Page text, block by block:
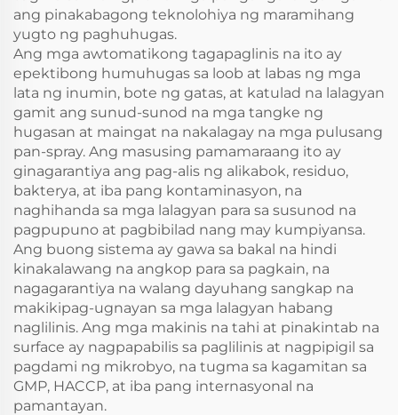
ang pinakabagong teknolohiya ng maramihang
yugto ng paghuhugas.
Ang mga awtomatikong tagapaglinis na ito ay
epektibong humuhugas sa loob at labas ng mga
lata ng inumin, bote ng gatas, at katulad na lalagyan
gamit ang sunud-sunod na mga tangke ng
hugasan at maingat na nakalagay na mga pulusang
pan-spray. Ang masusing pamamaraang ito ay
ginagarantiya ang pag-alis ng alikabok, residuo,
bakterya, at iba pang kontaminasyon, na
naghihanda sa mga lalagyan para sa susunod na
pagpupuno at pagbibilad nang may kumpiyansa.
Ang buong sistema ay gawa sa bakal na hindi
kinakalawang na angkop para sa pagkain, na
nagagarantiya na walang dayuhang sangkap na
makikipag-ugnayan sa mga lalagyan habang
naglilinis. Ang mga makinis na tahi at pinakintab na
surface ay nagpapabilis sa paglilinis at nagpipigil sa
pagdami ng mikrobyo, na tugma sa kagamitan sa
GMP, HACCP, at iba pang internasyonal na
pamantayan.